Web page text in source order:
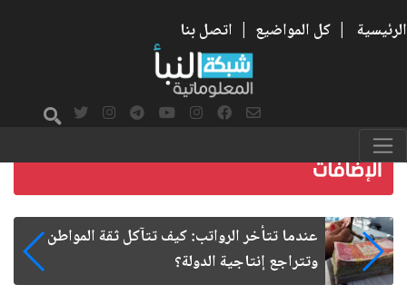
الرئيسية | كل المواضيع | اتصل بنا
صمت الطريق بعد الأربعين